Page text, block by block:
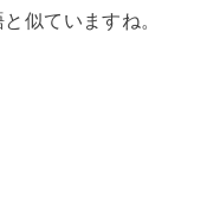
似ていますね。